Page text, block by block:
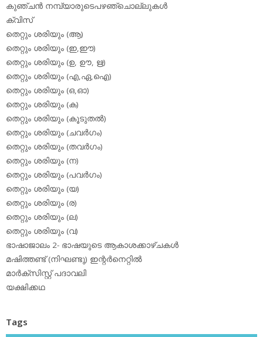
കുഞ്ചന്‍ നമ്പ്യാരുടെപഴഞ്ചൊല്ലുകള്‍
ക്വിസ്
തെറ്റും ശരിയും (ആ)
തെറ്റും ശരിയും (ഇ,ഈ)
തെറ്റും ശരിയും (ഉ, ഊ, ഋ)
തെറ്റും ശരിയും (എ,ഏ,ഐ)
തെറ്റും ശരിയും (ഒ,ഓ)
തെറ്റും ശരിയും (ക)
തെറ്റും ശരിയും (കൂടുതല്‍)
തെറ്റും ശരിയും (ചവര്‍ഗം)
തെറ്റും ശരിയും (തവര്‍ഗം)
തെറ്റും ശരിയും (ന)
തെറ്റും ശരിയും (പവര്‍ഗം)
തെറ്റും ശരിയും (യ)
തെറ്റും ശരിയും (ര)
തെറ്റും ശരിയും (ല)
തെറ്റും ശരിയും (വ)
ഭാഷാജാലം 2- ഭാഷയുടെ ആകാശക്കാഴ്ചകള്‍
മഷിത്തണ്ട് (നിഘണ്ടു) ഇന്റര്‍നെറ്റില്‍
മാര്‍ക്‌സിസ്റ്റ് പദാവലി
യക്ഷിക്കഥ
Tags